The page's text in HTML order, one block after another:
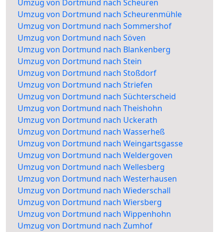
Umzug von Dortmund nach Scheuren
Umzug von Dortmund nach Scheurenmühle
Umzug von Dortmund nach Sommershof
Umzug von Dortmund nach Söven
Umzug von Dortmund nach Blankenberg
Umzug von Dortmund nach Stein
Umzug von Dortmund nach Stoßdorf
Umzug von Dortmund nach Striefen
Umzug von Dortmund nach Süchterscheid
Umzug von Dortmund nach Theishohn
Umzug von Dortmund nach Uckerath
Umzug von Dortmund nach Wasserheß
Umzug von Dortmund nach Weingartsgasse
Umzug von Dortmund nach Weldergoven
Umzug von Dortmund nach Wellesberg
Umzug von Dortmund nach Westerhausen
Umzug von Dortmund nach Wiederschall
Umzug von Dortmund nach Wiersberg
Umzug von Dortmund nach Wippenhohn
Umzug von Dortmund nach Zumhof